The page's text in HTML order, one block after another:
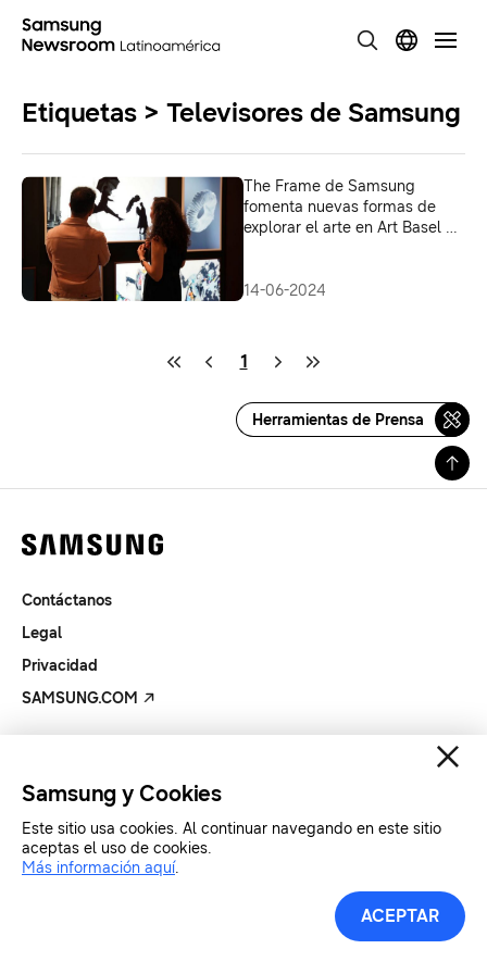
Etiquetas > Televisores de Samsung
The Frame de Samsung
fomenta nuevas formas de
explorar el arte en Art Basel en
14-06-2024
1
Herramientas de Prensa
Contáctanos
Legal
Privacidad
SAMSUNG.COM
Samsung y Cookies
Este sitio usa cookies. Al continuar navegando en este sitio
aceptas el uso de cookies.
Más información aquí.
ACEPTAR